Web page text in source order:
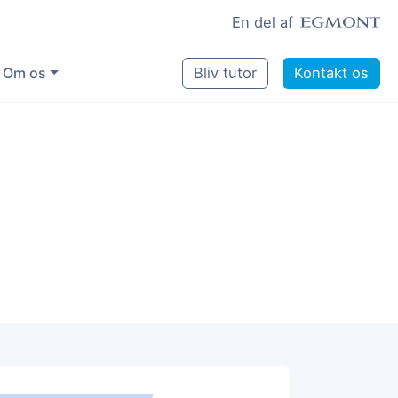
En del af
Om os Bliv tutor Kontakt os